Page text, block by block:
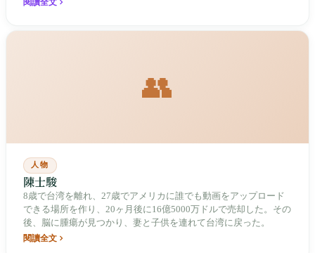
👥
人物
陳士駿
8歳で台湾を離れ、27歳でアメリカに誰でも動画をアップロード
できる場所を作り、20ヶ月後に16億5000万ドルで売却した。その
後、脳に腫瘍が見つかり、妻と子供を連れて台湾に戻った。
閱讀全文